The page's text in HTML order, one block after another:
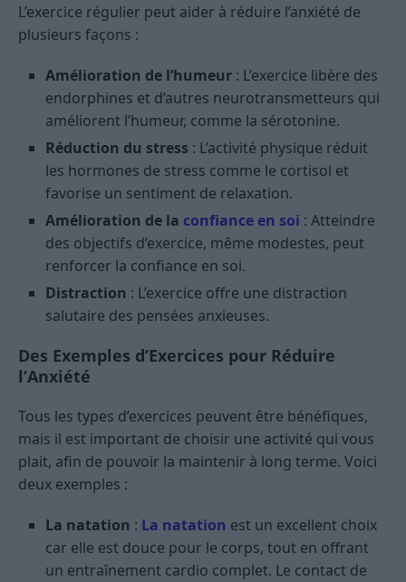
L’exercice régulier peut aider à réduire l’anxiété de
plusieurs façons :
Amélioration de l’humeur : L’exercice libère des
endorphines et d’autres neurotransmetteurs qui
améliorent l’humeur, comme la sérotonine.
Réduction du stress : L’activité physique réduit
les hormones de stress comme le cortisol et
favorise un sentiment de relaxation.
Amélioration de la confiance en soi : Atteindre
des objectifs d’exercice, même modestes, peut
renforcer la confiance en soi.
Distraction : L’exercice offre une distraction
salutaire des pensées anxieuses.
Des Exemples d’Exercices pour Réduire
l’Anxiété
Tous les types d’exercices peuvent être bénéfiques,
mais il est important de choisir une activité qui vous
plait, afin de pouvoir la maintenir à long terme. Voici
deux exemples :
La natation : La natation est un excellent choix
car elle est douce pour le corps, tout en offrant
un entraînement cardio complet. Le contact de